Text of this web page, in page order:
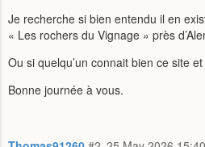
Je recherche si bien entendu il en
« Les rochers du Vignage » près
Ou si quelqu’un connait bien ce site
Bonne journée à vous.